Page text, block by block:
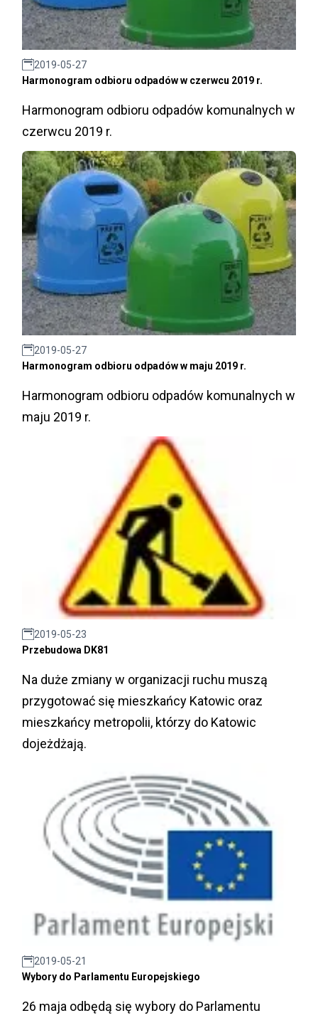
2019-05-27
Harmonogram odbioru odpadów w czerwcu 2019 r.
Harmonogram odbioru odpadów komunalnych w
czerwcu 2019 r.
2019-05-27
Harmonogram odbioru odpadów w maju 2019 r.
Harmonogram odbioru odpadów komunalnych w
maju 2019 r.
2019-05-23
Przebudowa DK81
Na duże zmiany w organizacji ruchu muszą
przygotować się mieszkańcy Katowic oraz
mieszkańcy metropolii, którzy do Katowic
dojeżdżają.
2019-05-21
Wybory do Parlamentu Europejskiego
26 maja odbędą się wybory do Parlamentu